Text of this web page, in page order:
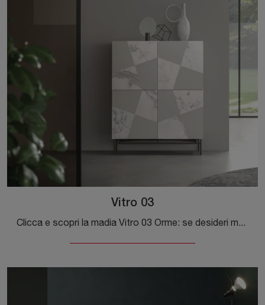
Vitro 03
Clicca e scopri la madia Vitro 03 Orme: se desideri mobili in vetro per stanze moderne, questa è la soluzione ottimale per te!